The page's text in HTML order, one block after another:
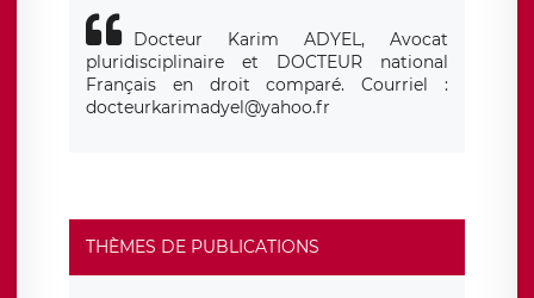
Docteur Karim ADYEL, Avocat
pluridisciplinaire et DOCTEUR national
Français en droit comparé. Courriel :
docteurkarimadyel@yahoo.fr
THÈMES DE PUBLICATIONS